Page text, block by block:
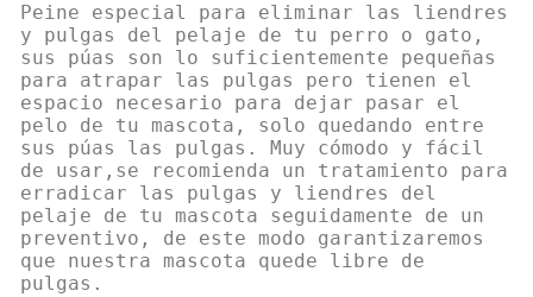
Peine especial para eliminar las liendres
y pulgas del pelaje de tu perro o gato,
sus púas son lo suficientemente pequeñas
para atrapar las pulgas pero tienen el
espacio necesario para dejar pasar el
pelo de tu mascota, solo quedando entre
sus púas las pulgas. Muy cómodo y fácil
de usar,se recomienda un tratamiento para
erradicar las pulgas y liendres del
pelaje de tu mascota seguidamente de un
preventivo, de este modo garantizaremos
que nuestra mascota quede libre de
pulgas.